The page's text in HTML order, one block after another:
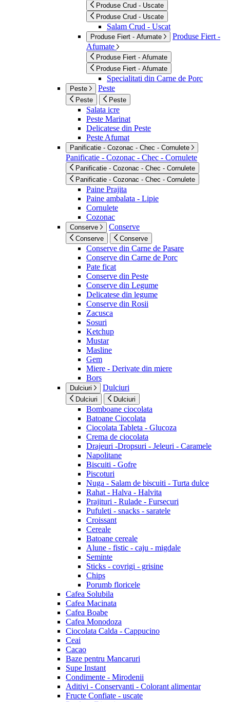
Produse Crud - Uscate
Produse Crud - Uscate
Salam Crud - Uscat
Produse Fiert - Afumate
Produse Fiert -
Afumate
Produse Fiert - Afumate
Produse Fiert - Afumate
Specialitati din Carne de Porc
Peste Peste
Peste Peste
Salata icre
Peste Marinat
Delicatese din Peste
Peste Afumat
Panificatie - Cozonac - Chec - Cornulete
Panificatie - Cozonac - Chec - Cornulete
Panificatie - Cozonac - Chec - Cornulete
Panificatie - Cozonac - Chec - Cornulete
Paine Prajita
Paine ambalata - Lipie
Cornulete
Cozonac
Conserve Conserve
Conserve Conserve
Conserve din Carne de Pasare
Conserve din Carne de Porc
Pate ficat
Conserve din Peste
Conserve din Legume
Delicatese din legume
Conserve din Rosii
Zacusca
Sosuri
Ketchup
Mustar
Masline
Gem
Miere - Derivate din miere
Bors
Dulciuri Dulciuri
Dulciuri Dulciuri
Bomboane ciocolata
Batoane Ciocolata
Ciocolata Tableta - Glucoza
Crema de ciocolata
Drajeuri -Dropsuri - Jeleuri - Caramele
Napolitane
Biscuiti - Gofre
Piscoturi
Nuga - Salam de biscuiti - Turta dulce
Rahat - Halva - Halvita
Prajituri - Rulade - Fursecuri
Pufuleti - snacks - saratele
Croissant
Cereale
Batoane cereale
Alune - fistic - caju - migdale
Seminte
Sticks - covrigi - grisine
Chips
Porumb floricele
Cafea Solubila
Cafea Macinata
Cafea Boabe
Cafea Monodoza
Ciocolata Calda - Cappucino
Ceai
Cacao
Baze pentru Mancaruri
Supe Instant
Condimente - Mirodenii
Aditivi - Conservanti - Colorant alimentar
Fructe Confiate - uscate